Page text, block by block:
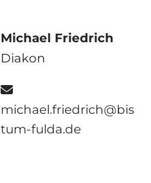
Michael Friedrich
Diakon

michael.friedrich@bis
tum-fulda.de